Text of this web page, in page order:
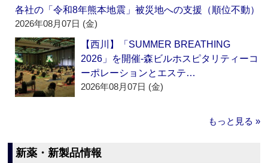
各社の「令和8年熊本地震」被災地への支援（順位不動）
2026年08月07日 (金)
【西川】「SUMMER BREATHING
2026」を開催‐森ビルホスピタリティーコ
ーポレーションとエステ…
2026年08月07日 (金)
もっと見る »
新薬・新製品情報